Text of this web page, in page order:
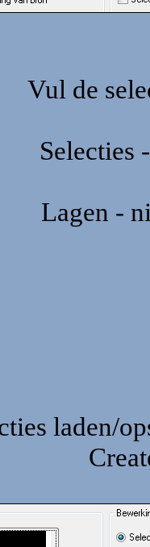
Vul de
Selecties
Lagen -
laden/